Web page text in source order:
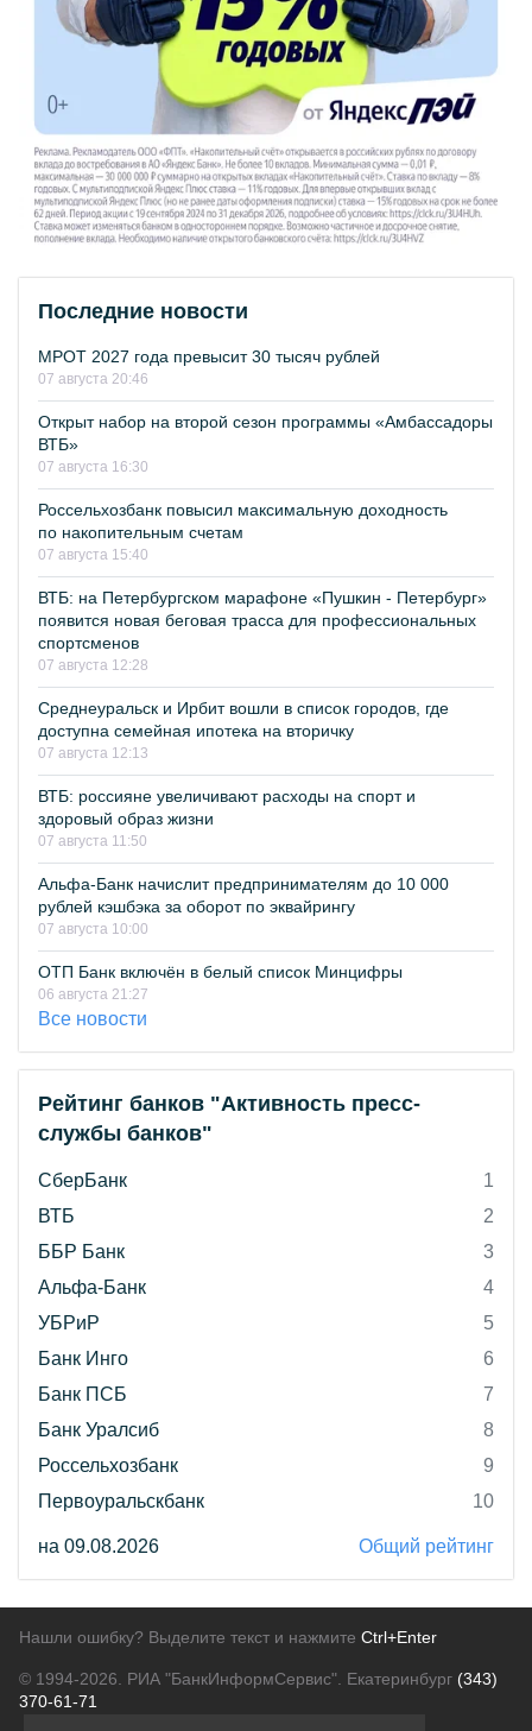
Последние новости
МРОТ 2027 года превысит 30 тысяч рублей
07 августа 20:46
Открыт набор на второй сезон программы «Амбассадоры
ВТБ»
07 августа 16:30
Россельхозбанк повысил максимальную доходность
по накопительным счетам
07 августа 15:40
ВТБ: на Петербургском марафоне «Пушкин - Петербург»
появится новая беговая трасса для профессиональных
спортсменов
07 августа 12:28
Среднеуральск и Ирбит вошли в список городов, где
доступна семейная ипотека на вторичку
07 августа 12:13
ВТБ: россияне увеличивают расходы на спорт и
здоровый образ жизни
07 августа 11:50
Альфа-Банк начислит предпринимателям до 10 000
рублей кэшбэка за оборот по эквайрингу
07 августа 10:00
ОТП Банк включён в белый список Минцифры
06 августа 21:27
Все новости
Рейтинг банков "Активность пресс-
службы банков"
СберБанк
1
ВТБ
2
ББР Банк
3
Альфа-Банк
4
УБРиР
5
Банк Инго
6
Банк ПСБ
7
Банк Уралсиб
8
Россельхозбанк
9
Первоуральскбанк
10
на 09.08.2026 Общий рейтинг
Нашли ошибку? Выделите текст и нажмите Ctrl+Enter
© 1994-2026. РИА "БанкИнформСервис". Екатеринбург (343)
370-61-71